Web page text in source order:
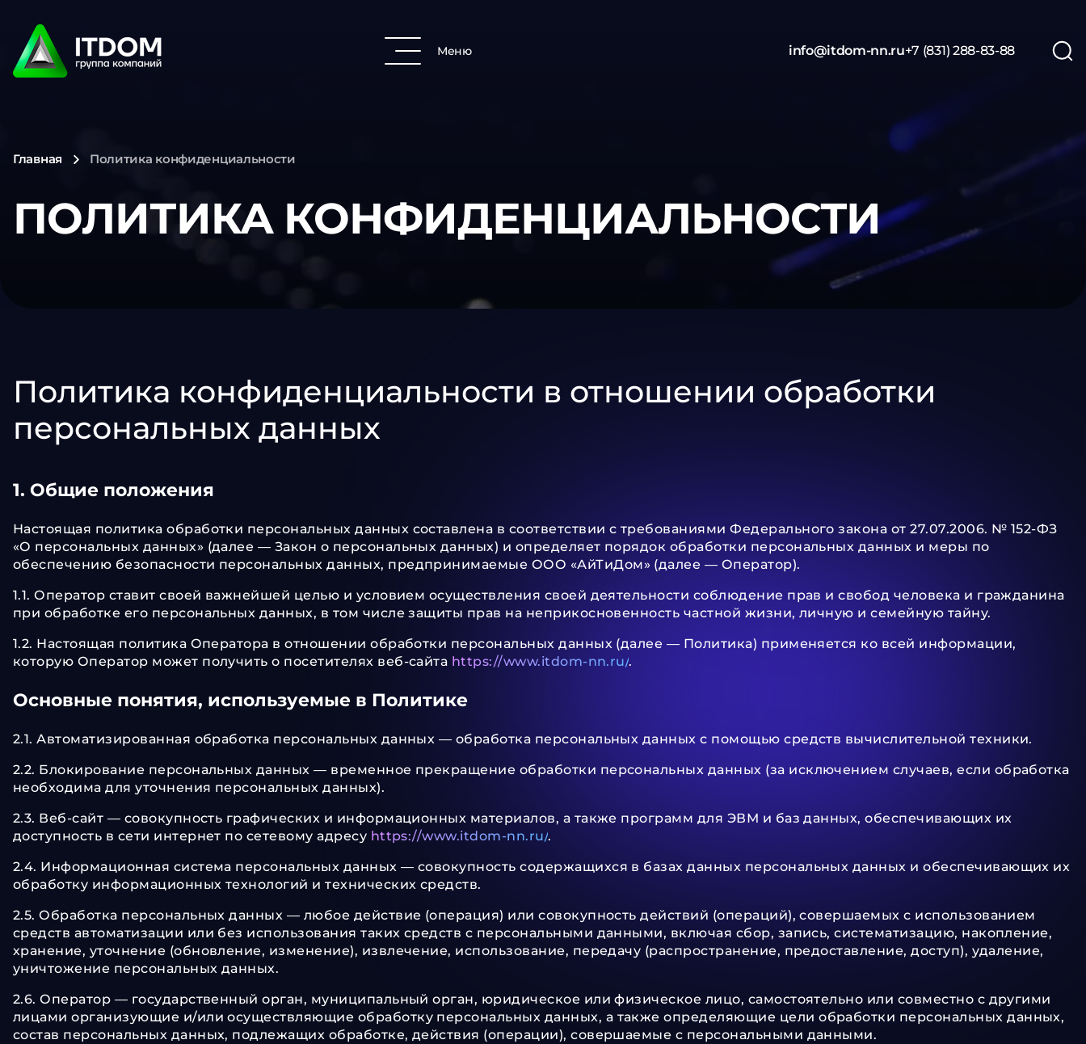
Меню info@itdom-nn.ru+7 (831) 288-83-88
Главная Политика конфиденциальности
ПОЛИТИКА КОНФИДЕНЦИАЛЬНОСТИ
Политика конфиденциальности в отношении обработки
персональных данных
1. Общие положения
Настоящая политика обработки персональных данных составлена в соответствии с требованиями Федерального закона от 27.07.2006. № 152-ФЗ
«О персональных данных» (далее — Закон о персональных данных) и определяет порядок обработки персональных данных и меры по
обеспечению безопасности персональных данных, предпринимаемые ООО «АйТиДом» (далее — Оператор).
1.1. Оператор ставит своей важнейшей целью и условием осуществления своей деятельности соблюдение прав и свобод человека и гражданина
при обработке его персональных данных, в том числе защиты прав на неприкосновенность частной жизни, личную и семейную тайну.
1.2. Настоящая политика Оператора в отношении обработки персональных данных (далее — Политика) применяется ко всей информации,
которую Оператор может получить о посетителях веб-сайта https://www.itdom-nn.ru/.
Основные понятия, используемые в Политике
2.1. Автоматизированная обработка персональных данных — обработка персональных данных с помощью средств вычислительной техники.
2.2. Блокирование персональных данных — временное прекращение обработки персональных данных (за исключением случаев, если обработка
необходима для уточнения персональных данных).
2.3. Веб-сайт — совокупность графических и информационных материалов, а также программ для ЭВМ и баз данных, обеспечивающих их
доступность в сети интернет по сетевому адресу https://www.itdom-nn.ru/.
2.4. Информационная система персональных данных — совокупность содержащихся в базах данных персональных данных и обеспечивающих их
обработку информационных технологий и технических средств.
2.5. Обработка персональных данных — любое действие (операция) или совокупность действий (операций), совершаемых с использованием
средств автоматизации или без использования таких средств с персональными данными, включая сбор, запись, систематизацию, накопление,
хранение, уточнение (обновление, изменение), извлечение, использование, передачу (распространение, предоставление, доступ), удаление,
уничтожение персональных данных.
2.6. Оператор — государственный орган, муниципальный орган, юридическое или физическое лицо, самостоятельно или совместно с другими
лицами организующие и/или осуществляющие обработку персональных данных, а также определяющие цели обработки персональных данных,
состав персональных данных, подлежащих обработке, действия (операции), совершаемые с персональными данными.